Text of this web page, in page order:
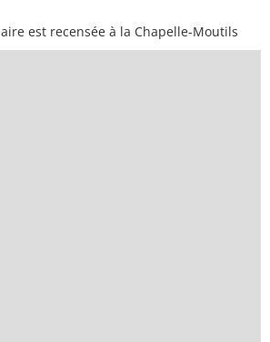
est recensée à la Chapelle-Moutils